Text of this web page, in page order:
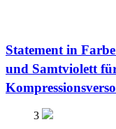
Statement in
und Samtviolett
3